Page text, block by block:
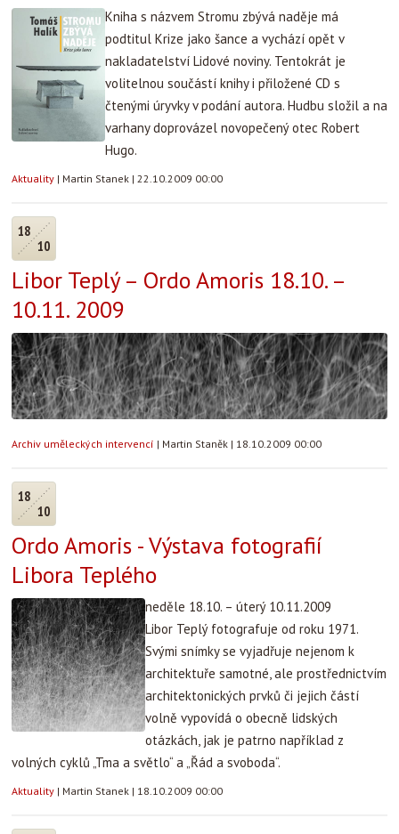
Kniha s názvem Stromu zbývá naděje má
podtitul Krize jako šance a vychází opět v
nakladatelství Lidové noviny. Tentokrát je
volitelnou součástí knihy i přiložené CD s
čtenými úryvky v podání autora. Hudbu složil a na
varhany doprovázel novopečený otec Robert
Hugo.
Aktuality | Martin Stanek | 22.10.2009 00:00
18
10
Libor Teplý – Ordo Amoris 18.10. –
10.11. 2009
Archiv uměleckých intervencí | Martin Staněk | 18.10.2009 00:00
18
10
Ordo Amoris - Výstava fotografií
Libora Teplého
neděle 18.10. – úterý 10.11.2009
Libor Teplý fotografuje od roku 1971.
Svými snímky se vyjadřuje nejenom k
architektuře samotné, ale prostřednictvím
architektonických prvků či jejich částí
volně vypovídá o obecně lidských
otázkách, jak je patrno například z
volných cyklů „Tma a světlo“ a „Řád a svoboda“.
Aktuality | Martin Stanek | 18.10.2009 00:00